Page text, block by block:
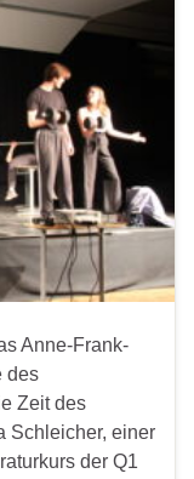
Anne-Frank-
des
Zeit des
Schleicher, einer
der Q1